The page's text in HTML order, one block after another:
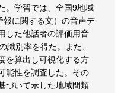
。学習では、全国9地域
に関する文）の音声デ
した他話者の評価用音
識別率を得た。また、
を算出し可視化する方
能性を調査した。その
づいて示した地域間類